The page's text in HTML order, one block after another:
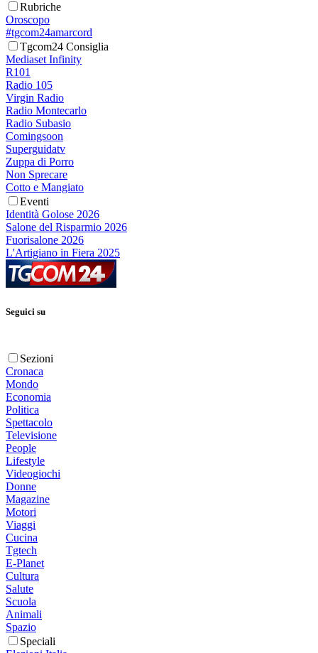
Rubriche
Oroscopo
#tgcom24amarcord
Tgcom24 Consiglia
Mediaset Infinity
R101
Radio 105
Virgin Radio
Radio Montecarlo
Radio Subasio
Comingsoon
Superguidatv
Zuppa di Porro
Non Sprecare
Cotto e Mangiato
Eventi
Identità Golose 2026
Salone del Risparmio 2026
Fuorisalone 2026
L'Artigiano in Fiera 2025
Seguici su
Sezioni
Cronaca
Mondo
Economia
Politica
Spettacolo
Televisione
People
Lifestyle
Videogiochi
Donne
Magazine
Motori
Viaggi
Cucina
Tgtech
E-Planet
Cultura
Salute
Scuola
Animali
Spazio
Speciali